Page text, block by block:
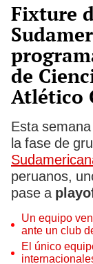
Fixture
de
Atlético
Esta
la fase de
peruanos,
pase a
Un equipo
ante un club
plantel es
El único